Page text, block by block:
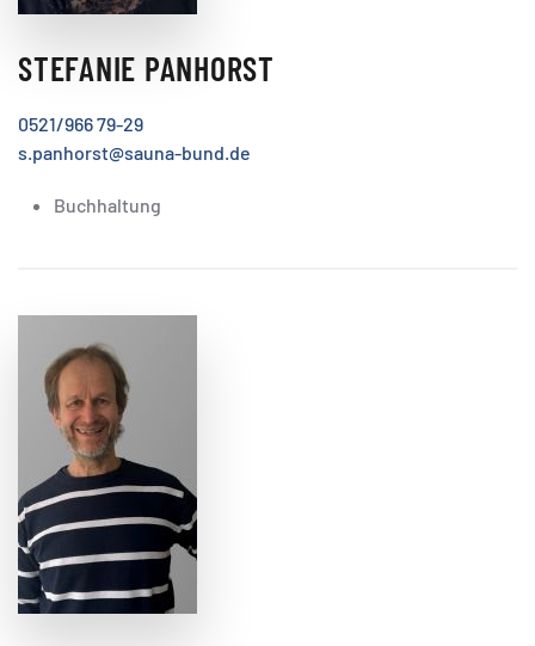
STEFANIE PANHORST
0521/966 79-29
s.panhorst@sauna-bund.de
Buchhaltung